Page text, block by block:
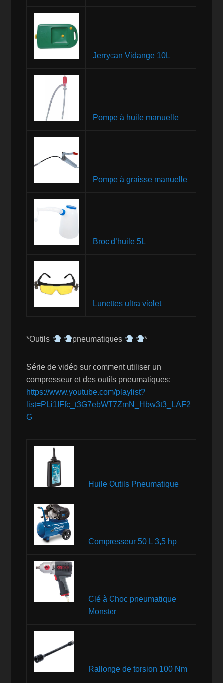
Jerrycan Vidange 10L
Pompe à huile manuelle
Pompe à graisse manuelle
Broc d’huile 5L
Lunettes ultra violet
*Outils pneumatiques *
Série de vidéo sur comment utiliser un
compresseur et des outils pneumatiques:
https://www.youtube.com/playlist?
list=PLi1IFfc_t3G7ebWT7ZmN_Hbw3t3_LAF2
G
Huile Outils Pneumatique
Compresseur 50 L 3,5 hp
Clé à Choc pneumatique
Monster
Rallonge de torsion 100 Nm